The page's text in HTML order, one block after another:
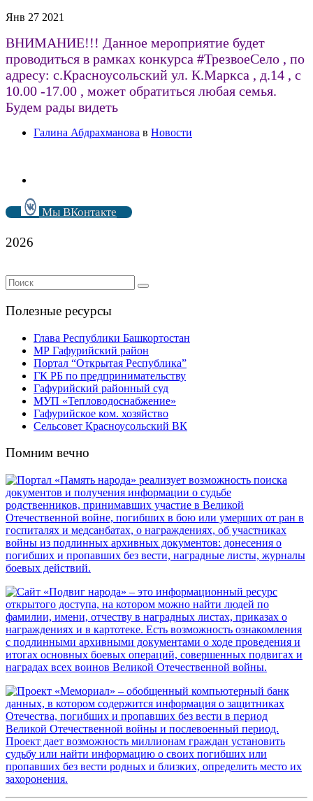
Янв 27 2021
ВНИМАНИЕ!!! Данное мероприятие будет
проводиться в рамках конкурса #ТрезвоеСело , по
адресу: с.Красноусольский ул. К.Маркса , д.14 , с
10.00 -17.00 , может обратиться любая семья.
Будем рады видеть
Галина Абдрахманова в Новости
Мы ВКонтакте
2026
Полезные ресурсы
Глава Республики Башкортостан
МР Гафурийский район
Портал “Открытая Республика”
ГК РБ по предпринимательству
Гафурийский районный суд
МУП «Тепловодоснабжение»
Гафурийское ком. хозяйство
Сельсовет Красноусольский ВК
Помним вечно